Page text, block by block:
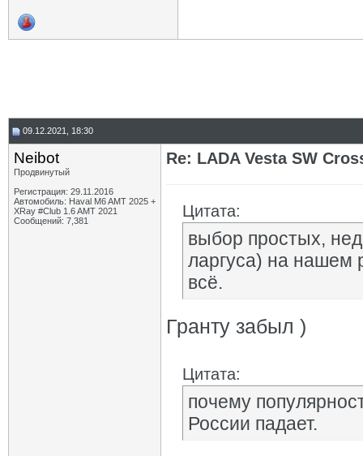
09.12.2021, 18:30
Neibot
Продвинутый
Регистрация: 29.11.2016
Автомобиль: Haval M6 AMT 2025 +
XRay #Club 1.6 AMT 2021
Сообщений: 7,381
Re: LADA Vesta SW
Цитата:
выбор простых,
ларгуса) на нашем
всё.
Гранту забыл )
Цитата:
почему
России падает.